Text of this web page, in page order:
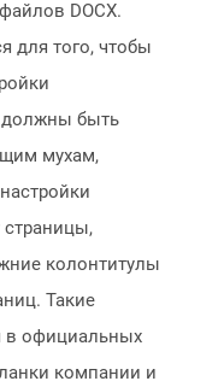
DOCX.
для того, чтобы
должны быть
мухам,
колонтитулы
Такие
в официальных
компании и